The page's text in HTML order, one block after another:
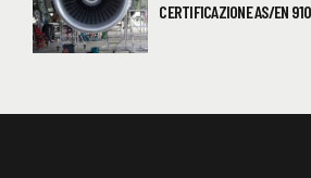
CERTIFICAZIONE AS/EN